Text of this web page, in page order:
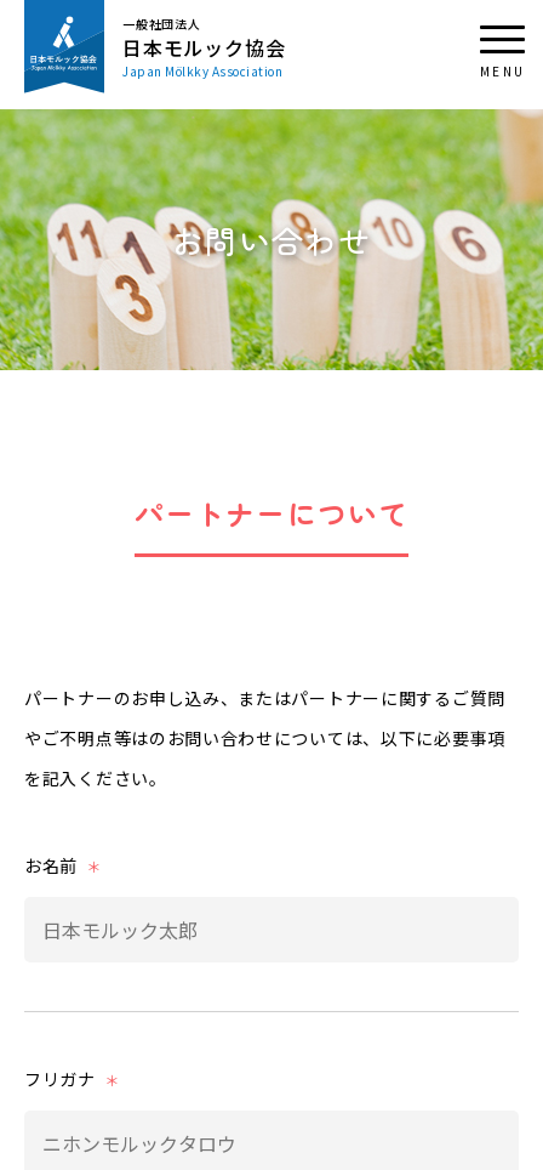
一般社団法人
日本モルック協会
Japan Mölkky Association
お問い合わせ
パートナーについて
パートナーのお申し込み、またはパートナーに関するご質問
やご不明点等はのお問い合わせについては、以下に必要事項
を記入ください。
お名前 ＊
フリガナ ＊